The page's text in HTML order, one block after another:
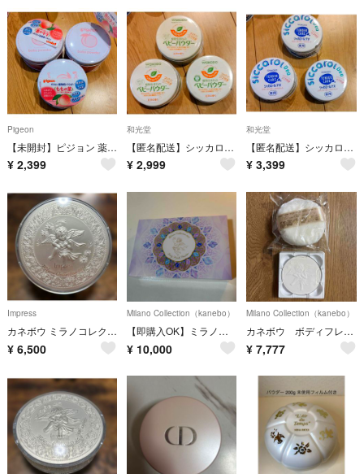
Pigeon
【未開封】ピジョン 薬用ベビーパウダー ももの葉 3缶
¥ 2,399
和光堂
【匿名配送】シッカロールナチュラル 3缶
¥ 2,999
和光堂
【匿名配送】シッカロールデオ 3缶
¥ 3,399
Impress
カネボウ ミラノコレクション 2014 インプレス版 ボディパウダー 廃盤レア品
¥ 6,500
Milano Collection（kanebo）
【即購入OK】ミラノコレクション ボディフレッシュパウダー2022
¥ 10,000
Milano Collection（kanebo）
カネボウ ボディフレッシュパウダー（レフィル） ミラノコレクション 2014
¥ 7,777